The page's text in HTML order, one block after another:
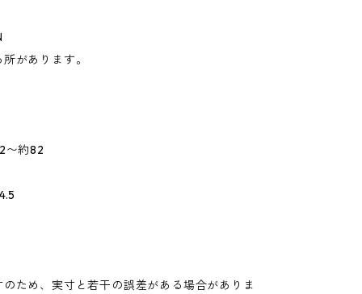
があります。
〜約82
ため、実寸と若干の誤差がある場合がありま